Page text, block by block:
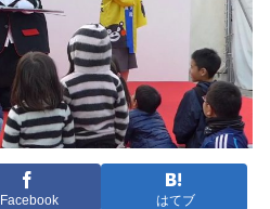
Facebook はてブ